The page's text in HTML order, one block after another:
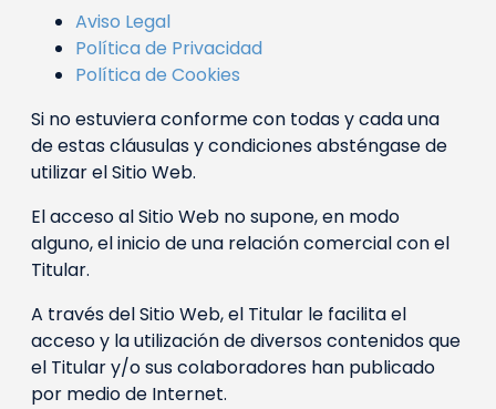
Aviso Legal
Política de Privacidad
Política de Cookies
Si no estuviera conforme con todas y cada una
de estas cláusulas y condiciones absténgase de
utilizar el Sitio Web.
El acceso al Sitio Web no supone, en modo
alguno, el inicio de una relación comercial con el
Titular.
A través del Sitio Web, el Titular le facilita el
acceso y la utilización de diversos contenidos que
el Titular y/o sus colaboradores han publicado
por medio de Internet.